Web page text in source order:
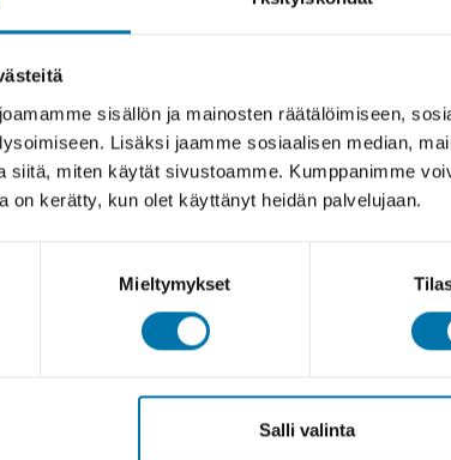
sisällön ja mainosten räätälöimiseen,
Lisäksi jaamme sosiaalisen median,
siitä, miten käytät sivustoamme. Kumppanimme
on kerätty, kun olet käyttänyt heidän palvelujaan.
Mieltymykset
Salli valinta